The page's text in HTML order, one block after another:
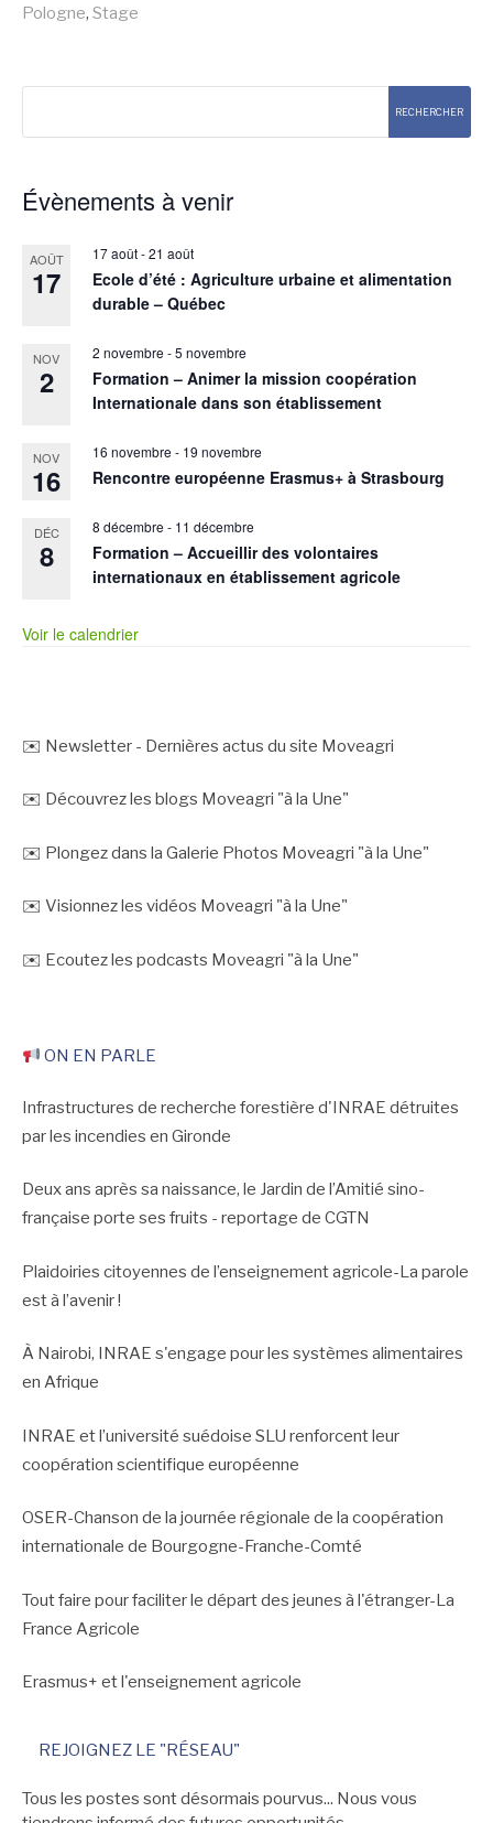
Pologne, Stage
RECHERCHER
Évènements à venir
AOÛT
17
17 août-21 août
Ecole d’été : Agriculture urbaine et alimentation
durable – Québec
NOV
2
2 novembre -5 novembre
Formation – Animer la mission coopération
Internationale dans son établissement
NOV
16
16 novembre - 19 novembre
Rencontre européenne Erasmus+ à Strasbourg
DÉC
8
8 décembre - 11 décembre
Formation – Accueillir des volontaires
internationaux en établissement agricole
Voir le calendrier
✉️ Newsletter - Dernières actus du site Moveagri
✉️ Découvrez les blogs Moveagri "à la Une"
✉️ Plongez dans la Galerie Photos Moveagri "à la Une"
✉️ Visionnez les vidéos Moveagri "à la Une"
✉️ Ecoutez les podcasts Moveagri "à la Une"
ON EN PARLE
Infrastructures de recherche forestière d'INRAE détruites
par les incendies en Gironde
Deux ans après sa naissance, le Jardin de l’Amitié sino-
française porte ses fruits - reportage de CGTN
Plaidoiries citoyennes de l’enseignement agricole-La parole
est à l’avenir !
À Nairobi, INRAE s'engage pour les systèmes alimentaires
en Afrique
INRAE et l’université suédoise SLU renforcent leur
coopération scientifique européenne
OSER-Chanson de la journée régionale de la coopération
internationale de Bourgogne-Franche-Comté
Tout faire pour faciliter le départ des jeunes à l'étranger-La
France Agricole
Erasmus+ et l'enseignement agricole
REJOIGNEZ LE "RÉSEAU"
Tous les postes sont désormais pourvus... Nous vous